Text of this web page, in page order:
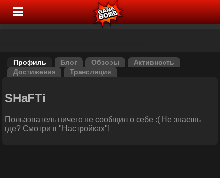
Профиль Блог Обзоры
Активность
Достижения
Трансляции
SHaFTi
Пользователь ничего не сообщил о себе :( Не знаешь
где? Смотри в "Настройках"!